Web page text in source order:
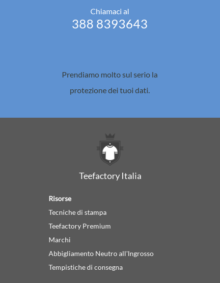
Chiamaci al
388 8393643
Prendiamo molto sul serio la
protezione dei tuoi dati.
Teefactory Italia
Risorse
Tecniche di stampa
Teefactory Premium
Marchi
Abbigliamento Neutro all'Ingrosso
Tempistiche di consegna